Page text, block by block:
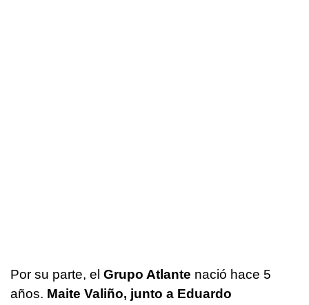
Por su parte, el Grupo Atlante nació hace 5
años. Maite Valiño, junto a Eduardo